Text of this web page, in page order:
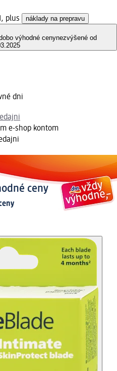
plus náklady na prepravu
výhodné cenynezvýšené od
dni
e-shop kontom
ceny